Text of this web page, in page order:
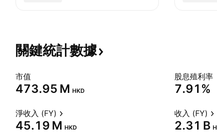
關鍵統計數據
市值
‪473.95 M‬ HKD
股息殖利率
7.91%
淨收入 (FY)
‪45.19 M‬ HKD
收入 (FY)
‪2.31 B‬